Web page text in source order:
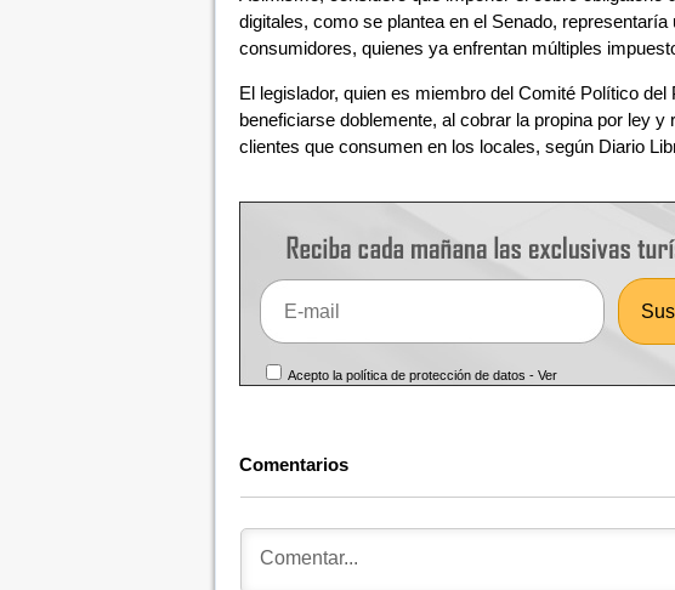
digitales, como se plantea en el Senado,
consumidores, quienes ya enfrentan múltiples
El legislador, quien es miembro del Comité Político
beneficiarse doblemente, al cobrar la propina por ley
clientes que consumen en los locales, según Diario
Acepto la política de protección de datos -Ver
Comentarios